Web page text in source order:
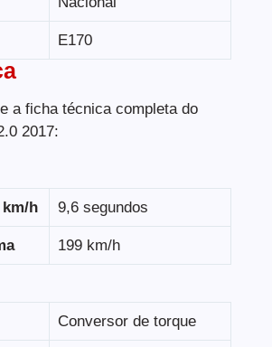
E170
a ficha técnica completa do
2017:
km/h 9,6 segundos
199 km/h
Conversor de torque